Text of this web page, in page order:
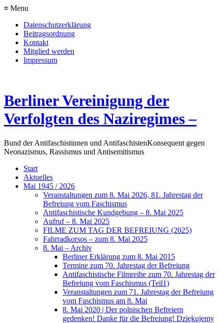
≡ Menu
Datenschutzerklärung
Beitragsordnung
Kontakt
Mitglied werden
Impressum
Berliner Vereinigung der
Verfolgten des Naziregimes –
Bund der Antifaschistinnen und AntifaschistenKonsequent gegen
Neonazismus, Rassismus und Antisemitismus
Start
Aktuelles
Mai 1945 / 2026
Veranstaltungen zum 8. Mai 2026, 81. Jahrestag der
Befreiung vom Faschismus
Antifaschistische Kundgebung – 8. Mai 2025
Aufruf – 8. Mai 2025
FILME ZUM TAG DER BEFREIUNG (2025)
Fahrradkorsos – zum 8. Mai 2025
8. Mai – Archiv
Berliner Erklärung zum 8. Mai 2015
Termine zum 70. Jahrestag der Befreiung
Antifaschistische Filmreihe zum 70. Jahrestag der
Befreiung vom Faschismus (Teil1)
Veranstaltungen zum 71. Jahrestag der Befreiung
vom Faschismus am 8. Mai
8. Mai 2020 | Der polnischen Befreiern
gedenken! Danke für die Befreiung! Dziękujemy